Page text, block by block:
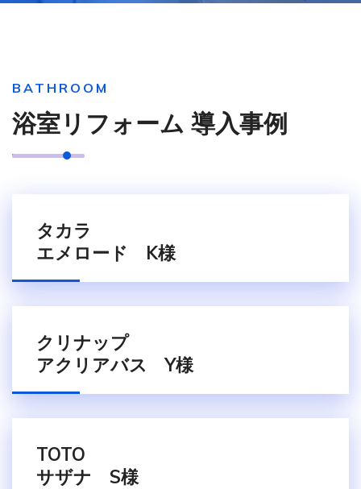
BATHROOM
浴室リフォーム 導入事例
タカラ
エメロード K様
クリナップ
アクリアバス Y様
TOTO
サザナ S様